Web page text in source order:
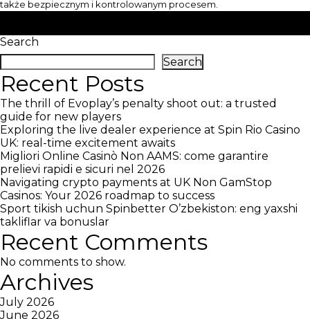
także bezpiecznym i kontrolowanym procesem.
Search
Search
Recent Posts
The thrill of Evoplay’s penalty shoot out: a trusted
guide for new players
Exploring the live dealer experience at Spin Rio Casino
UK: real-time excitement awaits
Migliori Online Casinò Non AAMS: come garantire
prelievi rapidi e sicuri nel 2026
Navigating crypto payments at UK Non GamStop
Casinos: Your 2026 roadmap to success
Sport tikish uchun Spinbetter O’zbekiston: eng yaxshi
takliflar va bonuslar
Recent Comments
No comments to show.
Archives
July 2026
June 2026